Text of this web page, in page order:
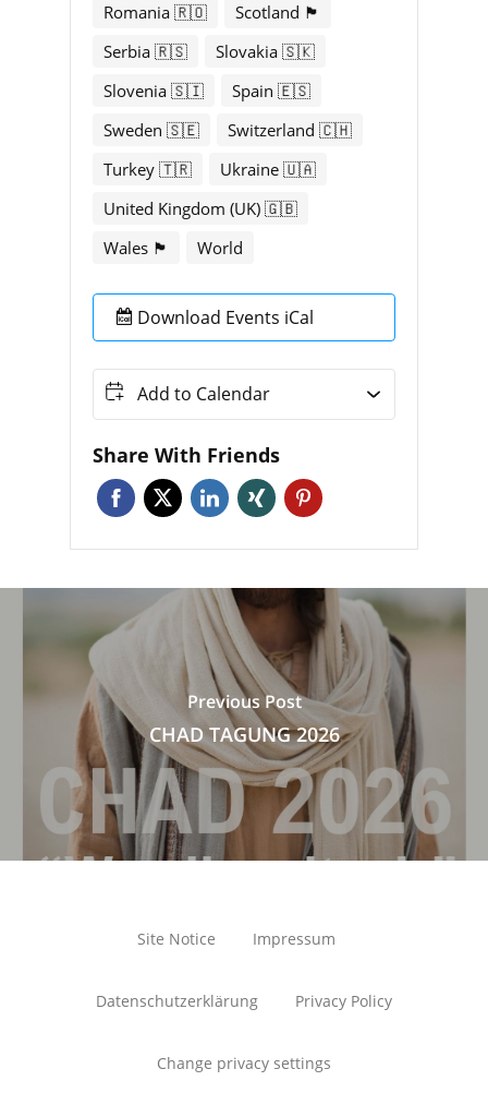
Romania 🇷🇴
Scotland 🏴󠁧󠁢󠁳󠁣󠁴󠁿
Serbia 🇷🇸
Slovakia 🇸🇰
Slovenia 🇸🇮
Spain 🇪🇸
Sweden 🇸🇪
Switzerland 🇨🇭
Turkey 🇹🇷
Ukraine 🇺🇦
United Kingdom (UK) 🇬🇧
Wales 🏴󠁧󠁢󠁷󠁬󠁳󠁿
World
Download Events iCal
Add to Calendar
Share With Friends
Previous Post
CHAD TAGUNG 2026
Site Notice Impressum
Datenschutzerklärung Privacy Policy
Change privacy settings